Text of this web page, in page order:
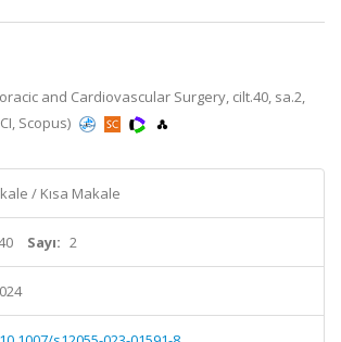
and Cardiovascular Surgery, cilt.40, sa.2,
Scopus)
/ Kısa Makale
Sayı: 2